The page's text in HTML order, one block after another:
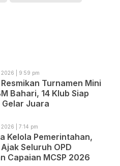
2026 | 9:59 pm
Turnamen Mini
Bahari, 14 Klub Siap
Juara
| 7:14 pm
Kelola Pemerintahan,
Seluruh OPD
Capaian MCSP 2026